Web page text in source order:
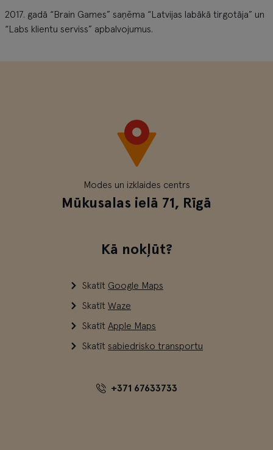
2017. gadā “Brain Games” saņēma “Latvijas labākā tirgotāja” un
“Labs klientu serviss” apbalvojumus.
Modes un izklaides centrs
Mūkusalas ielā 71, Rīgā
Kā nokļūt?
Skatīt Google Maps
Skatīt Waze
Skatīt Apple Maps
Skatīt sabiedrisko transportu
+371 67633733